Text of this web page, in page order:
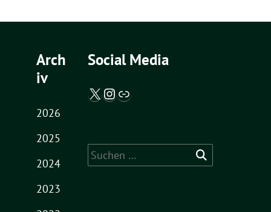
Arch
iv
2026
2025
2024
2023
Social Media
X / Twitter
Instagram
Abgeordnetenwatch
Suche
nach: